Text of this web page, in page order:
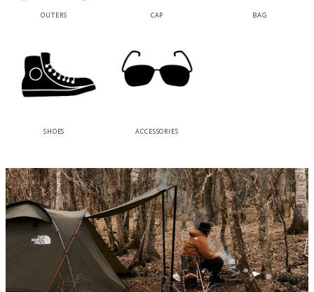
OUTERS CAP BAG
SHOES ACCESSORIES